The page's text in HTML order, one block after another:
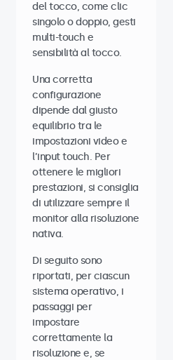
del tocco, come clic
singolo o doppio, gesti
multi-touch e
sensibilità al tocco.
Una corretta
configurazione
dipende dal giusto
equilibrio tra le
impostazioni video e
l’input touch. Per
ottenere le migliori
prestazioni, si consiglia
di utilizzare sempre il
monitor alla risoluzione
nativa.
Di seguito sono
riportati, per ciascun
sistema operativo, i
passaggi per
impostare
correttamente la
risoluzione e, se